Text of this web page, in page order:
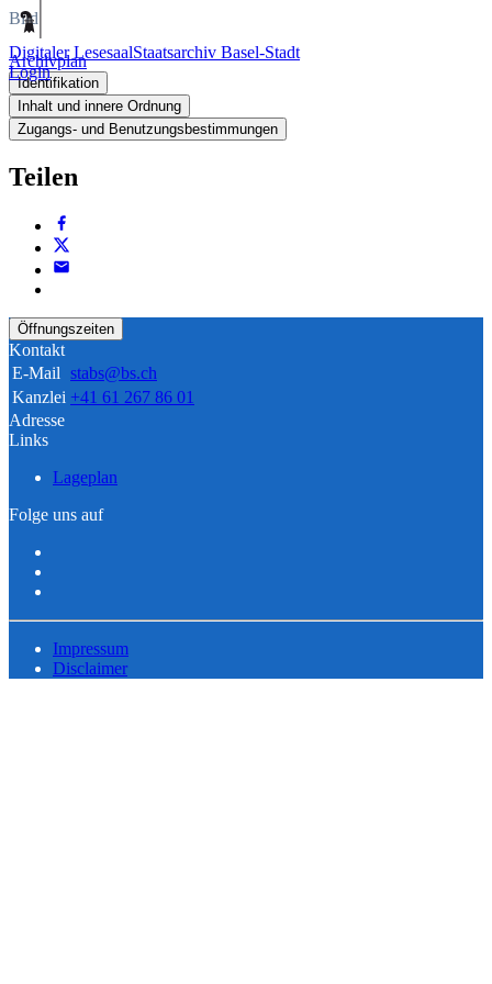
Digitaler LesesaalStaatsarchiv Basel-Stadt
Login
Bild
Archivplan
Identifikation
Inhalt und innere Ordnung
Zugangs- und Benutzungsbestimmungen
Teilen
Öffnungszeiten
Kontakt
E-Mail stabs@bs.ch
Kanzlei +41 61 267 86 01
Adresse
Links
Lageplan
Folge uns auf
Impressum
Disclaimer